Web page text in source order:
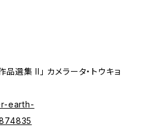
選集 II」 カメラータ・トウキョ
earth-